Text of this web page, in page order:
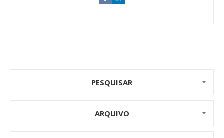
PESQUISAR
ARQUIVO